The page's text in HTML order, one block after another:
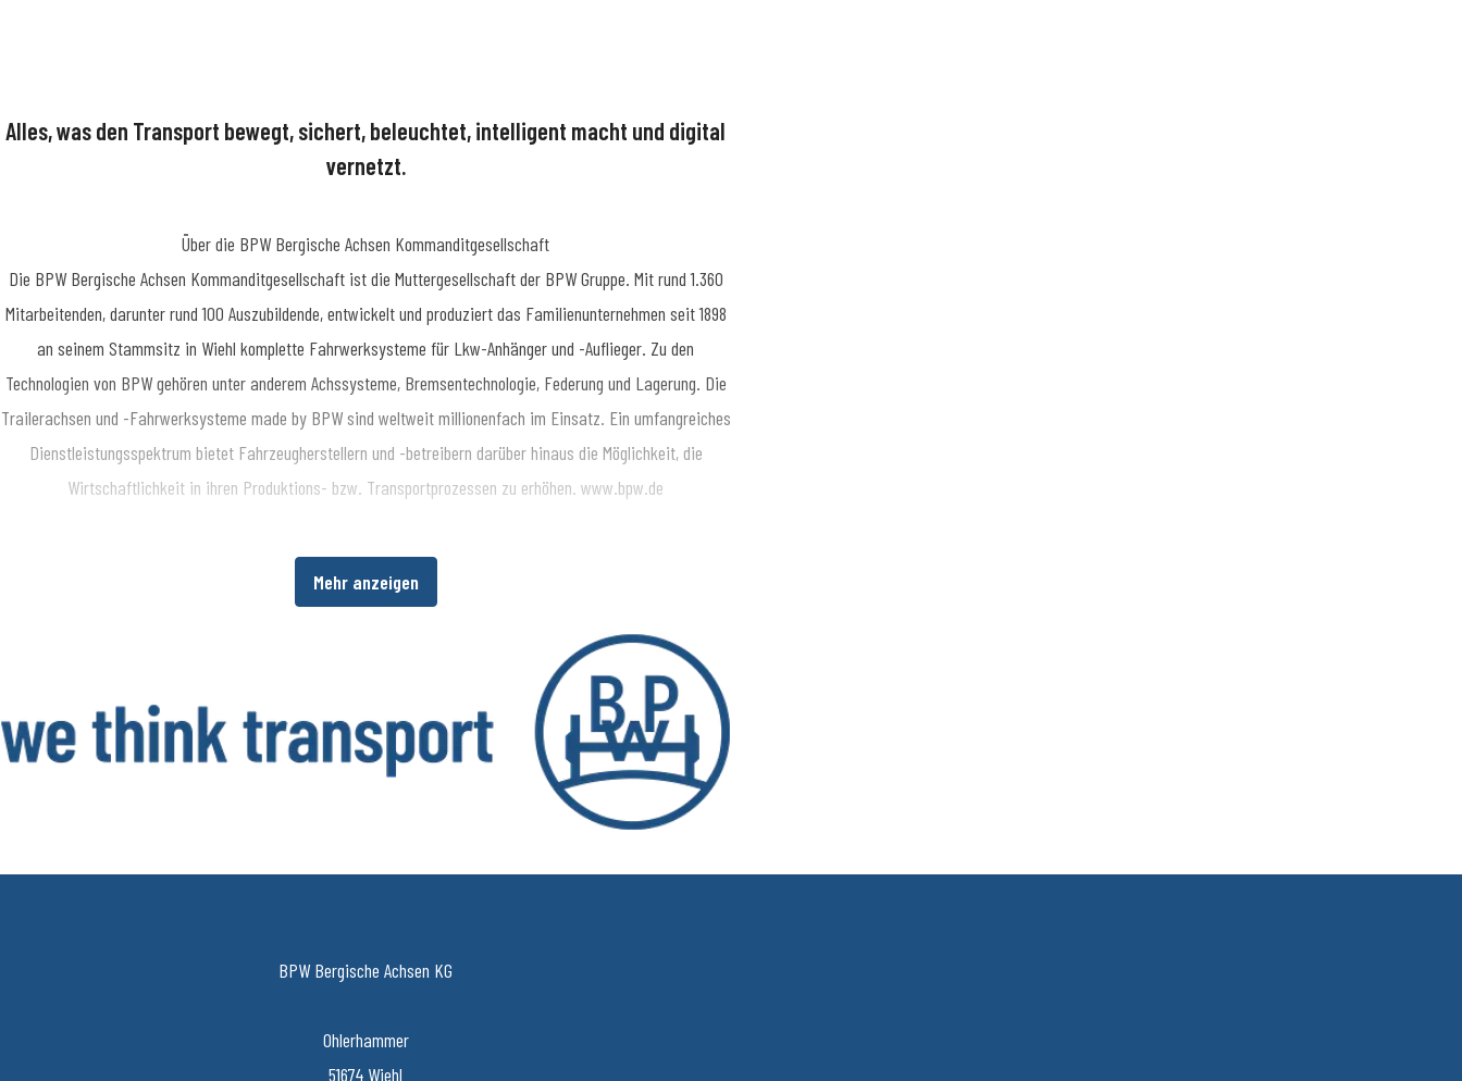
Alles, was den Transport bewegt, sichert, beleuchtet, intelligent macht und digital
vernetzt.
Mehr anzeigen
Über die BPW Bergische Achsen Kommanditgesellschaft
​Die BPW Bergische Achsen Kommanditgesellschaft ist die Muttergesellschaft der BPW Gruppe. Mit rund 1.360
Mitarbeitenden, darunter rund 100 Auszubildende, entwickelt und produziert das Familienunternehmen seit 1898
an seinem Stammsitz in Wiehl komplette Fahrwerksysteme für Lkw-Anhänger und -Auflieger. Zu den
Technologien von BPW gehören unter anderem Achssysteme, Bremsentechnologie, Federung und Lagerung. Die
Trailerachsen und -Fahrwerksysteme made by BPW sind weltweit millionenfach im Einsatz. Ein umfangreiches
Dienstleistungsspektrum bietet Fahrzeugherstellern und -betreibern darüber hinaus die Möglichkeit, die
Wirtschaftlichkeit in ihren Produktions- bzw. Transportprozessen zu erhöhen. www.bpw.de
Über die BPW Gruppe
​Die BPW Gruppe erforscht, entwickelt und produziert alles, was den Transport bewegt, sichert, beleuchtet,
HBN, HESTAL und idem telematics ein bevorzugter Systempartner der Nfz-Branche für Fahrwerke, Bremsen,
Beleuchtung, Verschließ- und Aufbautentechnik, Telematik sowie weitere wichtige Komponenten für Truck und
Trailer. Transportunternehmen bietet die BPW Gruppe umfassende Mobilitätsdienste. Sie reichen vom
weltweiten Servicenetz über Ersatzteilversorgung bis zur intelligenten Vernetzung von Fahrzeug, Fahrer und
Fracht. Die inhabergeführte Unternehmensgruppe beschäftigt aktuell rund 6.580 Mitarbeitende in 28 Ländern
und erzielte 2024 einen konsolidierten Umsatz von 1,562 Milliarden Euro. www.bpw.de
BPW Bergische Achsen KG
Ohlerhammer
51674 Wiehl